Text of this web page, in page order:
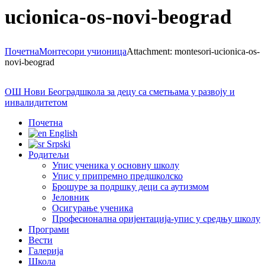
ucionica-os-novi-beograd
ПочетнаМонтесори учионицаAttachment: montesori-ucionica-os-
novi-beograd
ОШ Нови Београдшкола за децу са сметњама у развоју и
инвалидитетом
Почетна
English
Srpski
Родитељи
Упис ученика у основну школу
Упис у припремно предшколско
Брошуре за подршку деци са аутизмом
Јеловник
Осигурање ученика
Професионална оријентација-упис у средњу школу
Програми
Вести
Галерија
Школа